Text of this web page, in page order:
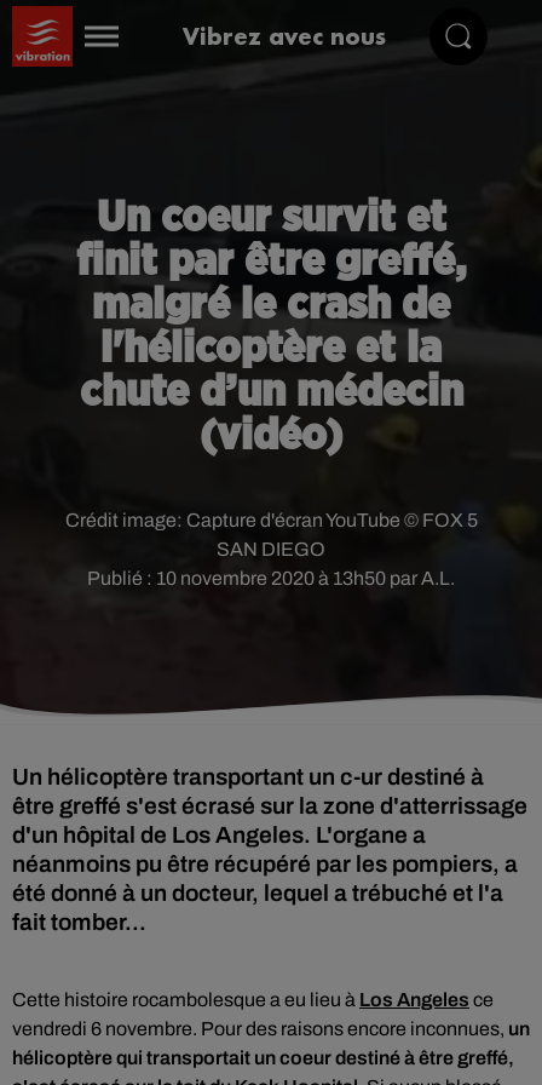
Vibrez avec nous
Un coeur survit et
finit par être greffé,
malgré le crash de
l'hélicoptère et la
chute d’un médecin
(vidéo)
Publié : 10 novembre 2020 à 13h50 par A.L.
Crédit image: Capture d'écran YouTube © FOX 5
SAN DIEGO
Un hélicoptère transportant un c-ur destiné à
être greffé s'est écrasé sur la zone d'atterrissage
d'un hôpital de Los Angeles. L'organe a
néanmoins pu être récupéré par les pompiers, a
été donné à un docteur, lequel a trébuché et l'a
fait tomber...
Cette histoire rocambolesque a eu lieu à Los Angeles ce
vendredi 6 novembre. Pour des raisons encore inconnues, un
hélicoptère qui transportait un coeur destiné à être greffé,